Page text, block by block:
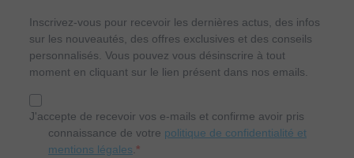
Inscrivez-vous pour recevoir les dernières actus, des infos
sur les nouveautés, des offres exclusives et des conseils
personnalisés. Vous pouvez vous désinscrire à tout
moment en cliquant sur le lien présent dans nos emails.
J'accepte de recevoir vos e-mails et confirme avoir pris
connaissance de votre politique de confidentialité et
mentions légales.